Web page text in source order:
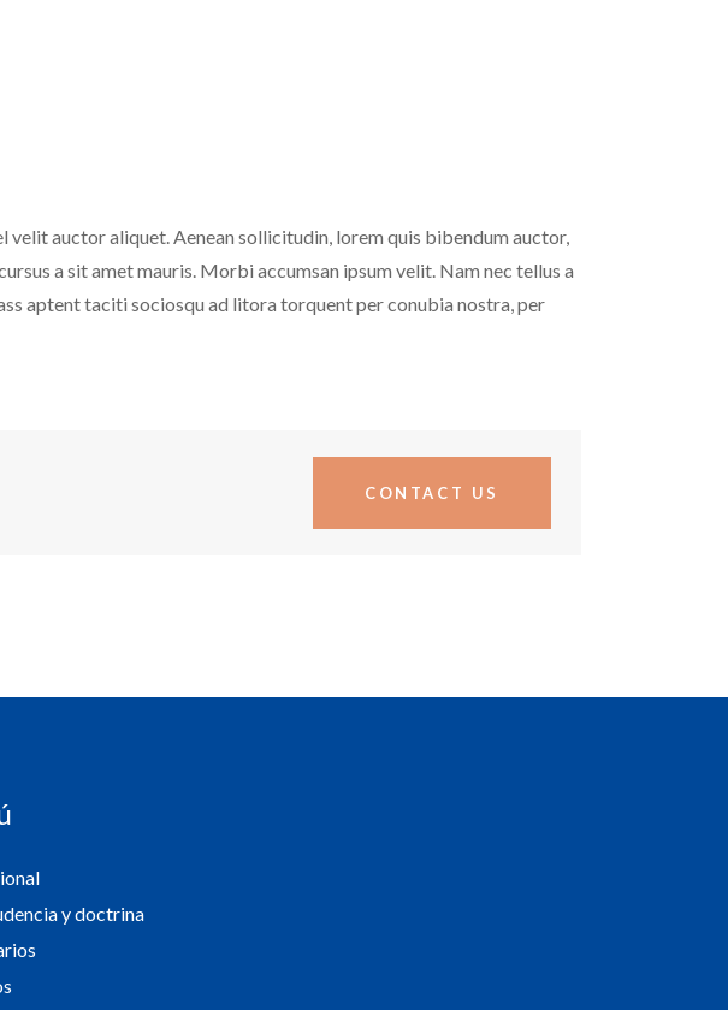
auctor aliquet. Aenean sollicitudin, lorem quis bibendum auctor,
a sit amet mauris. Morbi accumsan ipsum velit. Nam nec tellus a
aptent taciti sociosqu ad litora torquent per conubia nostra, per
CONTACT US
y doctrina